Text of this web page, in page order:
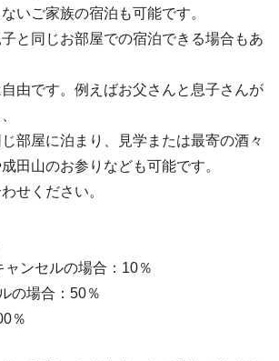
いご家族の宿泊も可能です。
と同じお部屋での宿泊できる場合もあ
由です。例えばお父さんと息子さんが
部屋に泊まり、見学または最寄の酒々
田山のお参りなども可能です。
せください。
ンセルの場合：10％
の場合：50％
％